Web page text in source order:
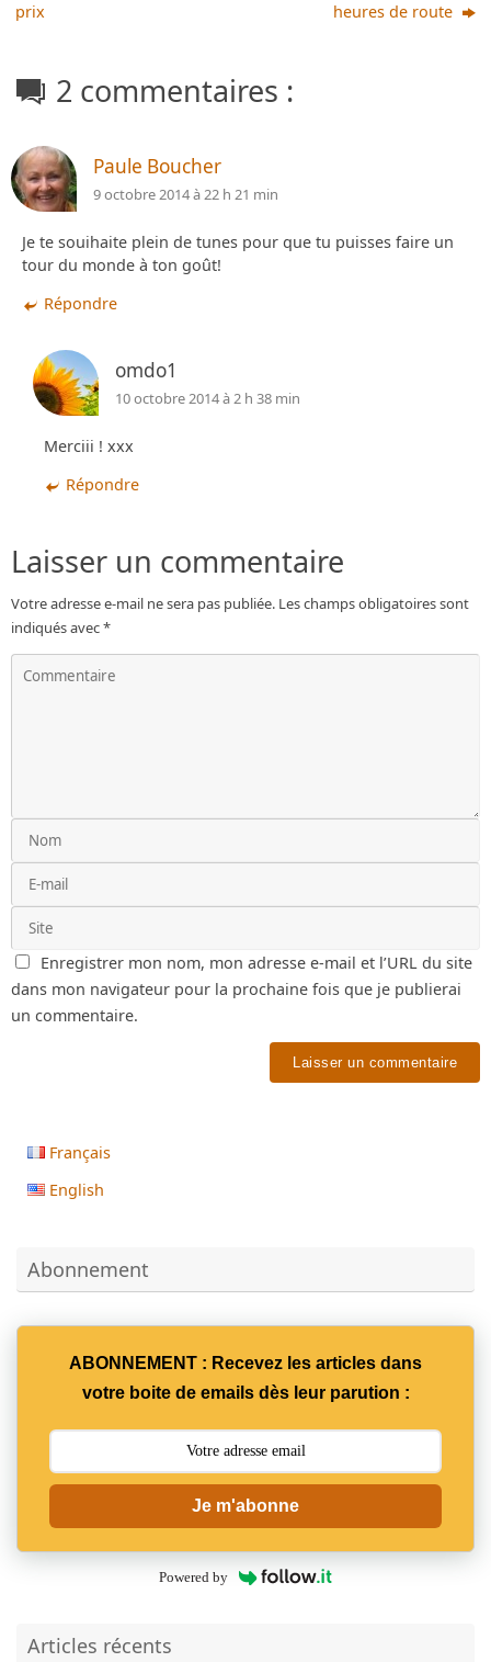
prix heures de route
2 commentaires :
Paule Boucher
9 octobre 2014 à 22 h 21 min
Je te souihaite plein de tunes pour que tu puisses faire un
tour du monde à ton goût!
Répondre
omdo1
10 octobre 2014 à 2 h 38 min
Merciii ! xxx
Répondre
Laisser un commentaire
Votre adresse e-mail ne sera pas publiée. Les champs obligatoires sont
indiqués avec*
Enregistrer mon nom, mon adresse e-mail et l’URL du site
dans mon navigateur pour la prochaine fois que je publierai
un commentaire.
Français
English
Abonnement
ABONNEMENT : Recevez les articles dans
votre boite de emails dès leur parution :
Je m'abonne
Powered by
Articles récents